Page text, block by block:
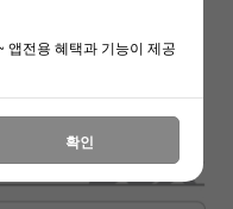
앱전용 혜택과 기능이 제공
확인